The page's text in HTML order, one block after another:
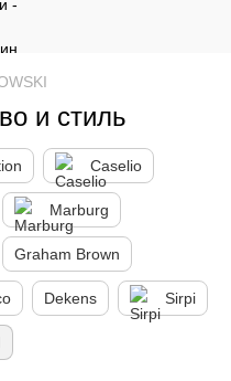
и стиль
Caselio
Marburg
Graham Brown
Dekens Sirpi